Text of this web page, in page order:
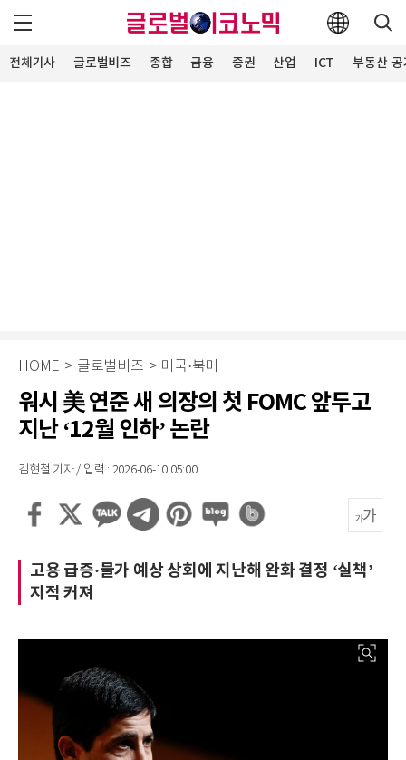
전체기사 글로벌비즈 종합 금융 증권 산업 ICT 부동산·
HOME > 글로벌비즈 > 미국·북미
워시 美 연준 새 의장의 첫 FOMC 앞두고
지난 ‘12월 인하’ 논란
김현철 기자 / 입력 : 2026-06-10 05:00
고용 급증·물가 예상 상회에 지난해 완화 결정 ‘실책’
지적 커져